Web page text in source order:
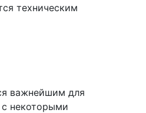
техническим
важнейшим для
с некоторыми